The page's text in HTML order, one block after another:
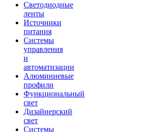
Светодиодные
ленты
Источники
питания
Системы
управления
и
автоматизации
Алюминиевые
профили
Функциональный
свет
Дизайнерский
свет
Системы